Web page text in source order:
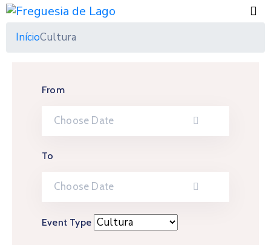
InícioCultura
From
To
Event Type